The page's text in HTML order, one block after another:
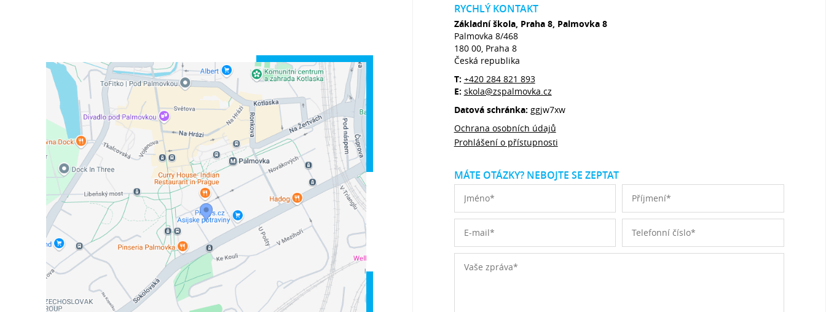
RYCHLÝ KONTAKT
Základní škola, Praha 8, Palmovka 8
Palmovka 8/468
180 00, Praha 8
Česká republika
T: +420 284 821 893
E: skola@zspalmovka.cz
Datová schránka: ggjw7xw
Ochrana osobních údajů
Prohlášení o přístupnosti
MÁTE OTÁZKY? NEBOJTE SE ZEPTAT